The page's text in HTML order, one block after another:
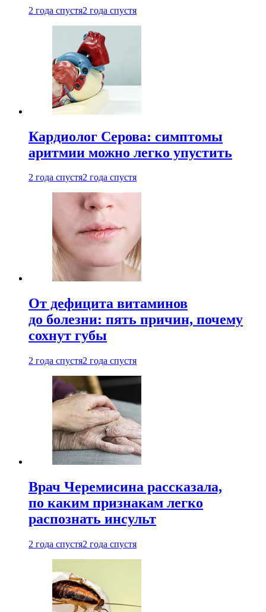
2 года спустя2 года спустя
Кардиолог Серова: симптомы
аритмии можно легко упустить
2 года спустя2 года спустя
От дефицита витаминов
до болезни: пять причин, почему
сохнут губы
2 года спустя2 года спустя
Врач Черемисина рассказала,
по каким признакам легко
распознать инсульт
2 года спустя2 года спустя